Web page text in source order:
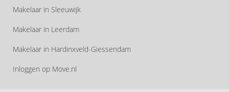
Makelaar in Sleeuwijk
Makelaar in Leerdam
Makelaar in Hardinxveld-Giessendam
Inloggen op Move.nl